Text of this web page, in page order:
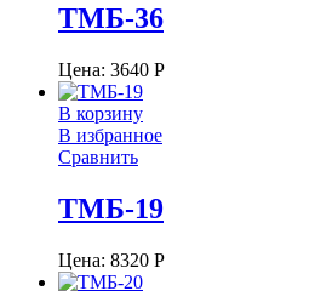
ТМБ-36
Цена: 3640 Р
В корзину
В избранное
Сравнить
ТМБ-19
Цена: 8320 Р